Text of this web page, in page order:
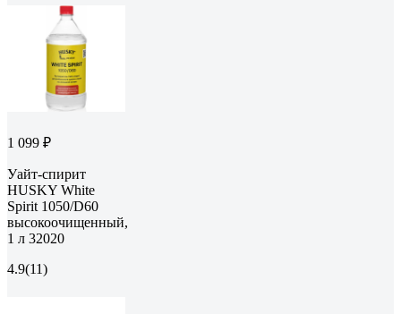
1 099 ₽
Уайт-спирит
HUSKY White
Spirit 1050/D60
высокоочищенный,
1 л 32020
4.9(11)